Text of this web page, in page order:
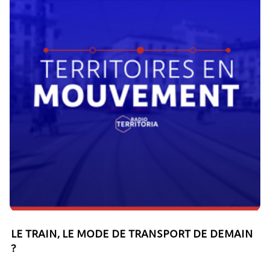
LE TRAIN, LE MODE DE TRANSPORT DE DEMAIN
?